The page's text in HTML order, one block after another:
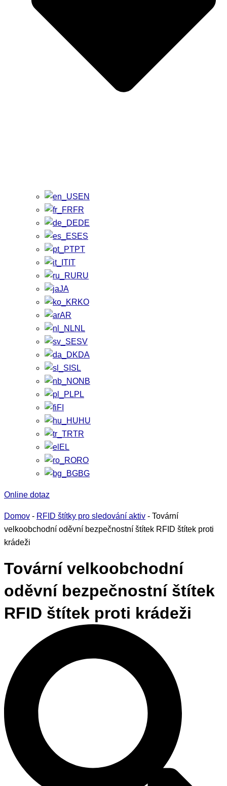
EN
FR
DE
ES
PT
IT
RU
JA
KO
AR
NL
SV
DA
SL
NB
PL
FI
HU
TR
EL
RO
BG
Online dotaz
Domov - RFID štítky pro sledování aktiv - Tovární
velkoobchodní oděvní bezpečnostní štítek RFID štítek proti
krádeži
Tovární velkoobchodní
oděvní bezpečnostní štítek
RFID štítek proti krádeži